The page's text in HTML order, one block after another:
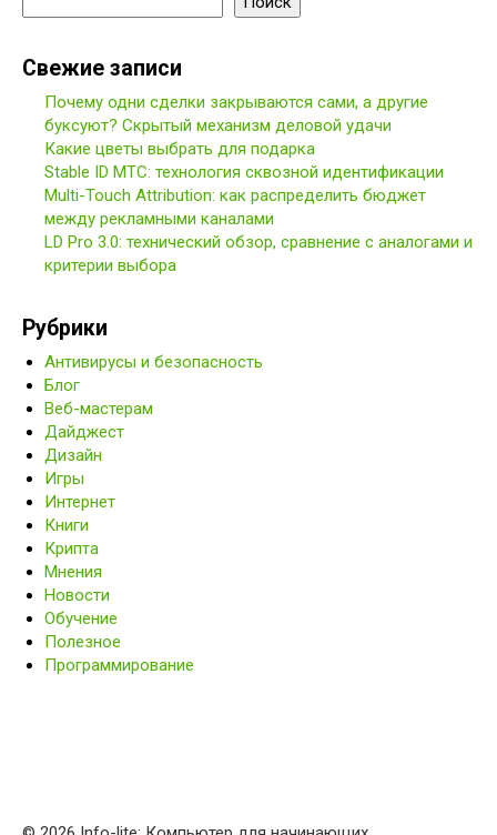
Свежие записи
Почему одни сделки закрываются сами, а другие
буксуют? Скрытый механизм деловой удачи
Какие цветы выбрать для подарка
Stable ID МТС: технология сквозной идентификации
Multi-Touch Attribution: как распределить бюджет
между рекламными каналами
LD Pro 3.0: технический обзор, сравнение с аналогами и
критерии выбора
Рубрики
Антивирусы и безопасность
Блог
Веб-мастерам
Дайджест
Дизайн
Игры
Интернет
Книги
Крипта
Мнения
Новости
Обучение
Полезное
Программирование